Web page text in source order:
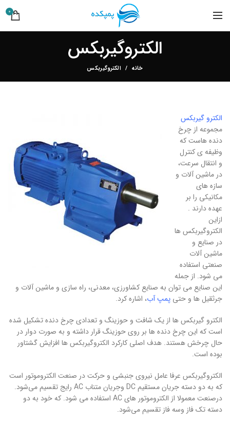
0
الکتروگیربکس
خانه الکتروگیربکس
الکترو گیربکس
مجموعه از چرخ
دنده هاست که
وظیفه ی کنترل
و انتقال سرعت،
در ماشین آلات و
سازه های
مکانیکی را بر
عهده دارند .
ازاین
الکتروگیربکس ها
در صنایع و
ماشین آلات
صنعتی استفاده
می شود. از جمله
این صنایع می توان به صنایع کشاورزی، معدنی، راه سازی و ماشین آلات و
جرثقیل ها و حتی پمپ آب، اشاره کرد.
الکترو گیربکس ها از یک شافت و حوزینگ و تعدادی چرخ دنده تشکیل شده
است که این چرخ دنده ها بر روی حوزینگ قرار داشته و به صورت دوار در
حال چرخش هستند. هدف اصلی کارکرد الکتروگیربکس ها افزایش گشتاور
بوده است.
الکتروگیربکس عرفا عامل نیروی جنبشی و حرکت در صنعت الکتروموتور است
که به دو دسته جریان مستقیم DC وجریان متناب AC رایج تقسیم می‌شود.
در‌صنعت معمولا‌ از الکتروموتور های AC استفاده می شود. که خود به دو
دسته تک فاز وسه فاز تقسیم می‌شود.